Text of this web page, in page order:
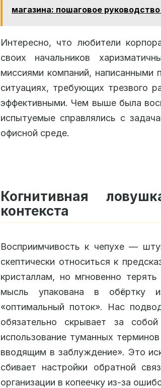
магазина: пошаговое
Интересно, что любители
своих начальников
миссиями компаний, написанными
ситуациях, требующих трезвого
эффективными. Чем выше была
испытуемые справлялись с
офисной среде.
Когнитивная
контекста
Восприимчивость к чепухе —
скептически относиться к
кристаллам, но мгновенно
мысль упакована в обёртку
«оптимальный поток». Нас
обязательно скрывает за собой
использование туманных
вводящим в заблуждение». Это
сбивает настройки обратной
организации в копеечку из-за